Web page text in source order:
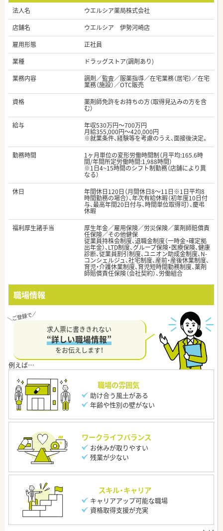
法人名
ウエルシア薬局株式会社
店舗名
ウエルシア 伊勢河崎店
雇用形態
正社員
業種
ドラッグストア(調剤あり)
業務内容
調剤／監査／服薬指導／在宅業務（居宅）／在宅
業務（施設）／OTC販売
資格
薬剤師免許をお持ちの方（取得見込みの方を含
む）
給与
年収530万円～700万円
月給355,000円～420,000円
※就業条件、経験等を考慮のうえ、面接後決定。
勤務時間
1ヶ月単位の変形労働時間制（月平均:165.6時
間/年間所定労働時間:1,988時間）
※1日4~15時間のシフト制勤務（店舗により異
なる）
休日
年間休日120日（月間休日8～11日※1日平均8
時間勤務の場合）、年次有給休暇（初年度10日付
与、最高年間20日付与、時間単位取得可）、慶弔
休暇
福利厚生諸手当
厚生年金／雇用保険／労災保険／薬剤師賠償責
任保険／その他健保
従業員持株会制度、退職金制度（一時金・確定拠
出年金）、LTD制度、グループ保険・医療保険、健康
診断、従業員割引制度、ユニオン助成金制度、N-
コンシェルジュ、社宅制度、産前・産後休業制度、
育児・介護休業制度、育児短時間勤務制度、薬剤
師賠償責任保険（会社契約）、労働組合
職場情報
求人票に書ききれない
“詳しい職場情報”
をお伝えします！
職場の雰囲気
助け合う風土がある
年齢や性別の壁がない
ワークライフバランス
お休みが取りやすい
残業が少ない
スキル・キャリア
キャリアアップ可能な職場
資格取得支援が充実